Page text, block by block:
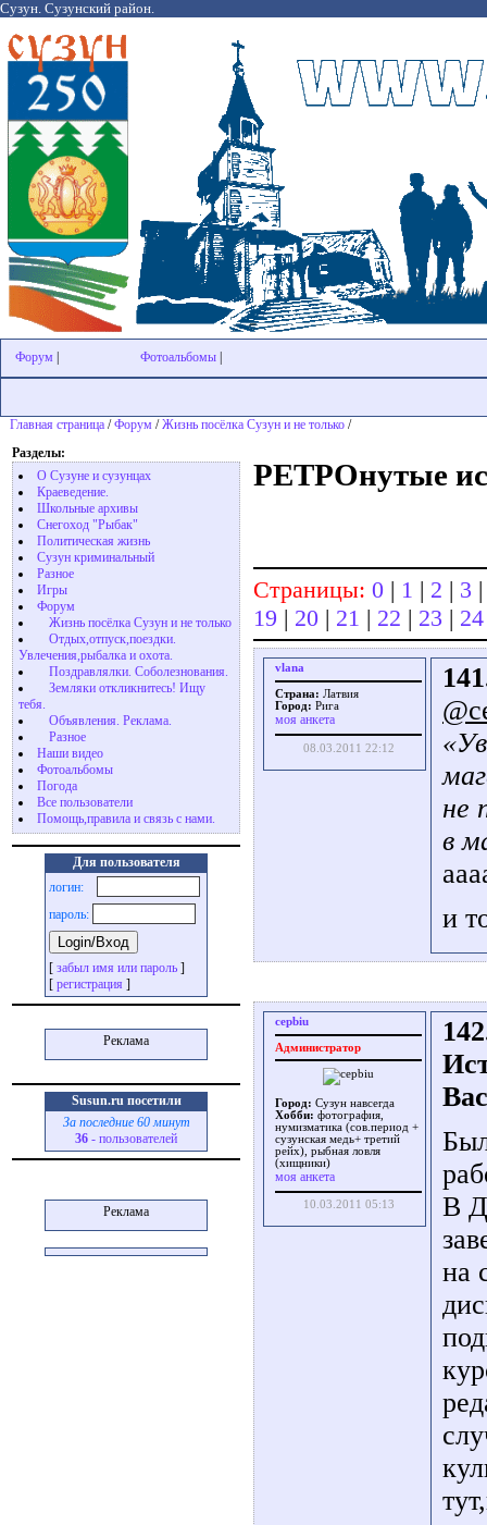
Сузун. Сузунский район.
Форум Фотоальбомы
Главная страница /Форум /Жизнь посёлка Сузун и не только /
Разделы:
О Сузуне и сузунцах
Краеведение.
Школьные архивы
Снегоход "Рыбак"
Политическая жизнь
Сузун криминальный
Разное
Игры
Форум
Жизнь посёлка Сузун и не только
Отдых,отпуск,поездки.
Увлечения,рыбалка и охота.
Поздравлялки. Соболезнования.
Земляки откликнитесь! Ищу
тебя.
Объявления. Реклама.
Разное
Наши видео
Фотоальбомы
Погода
Все пользователи
Помощь,правила и связь с нами.
Для пользователя
логин:
пароль:
[ забыл имя или пароль ]
[ регистрация ]
Реклама
Susun.ru посетили
За последние 60 минут
36 - пользователей
Реклама
РЕТРОнутые
Страницы: 0 | 1 | 2 | 3
19 | 20 | 21 | 22 | 23 | 24
vlana
Страна: Латвия
Город: Рига
моя анкета
08.03.2011 22:12
не
в
и
cepbiu
Администратор
Город: Сузун навсегда
Хобби: фотография,
нумизматика (сов.период +
сузунская медь+ третий
рейх), рыбная ловля
(хищники)
моя анкета
10.03.2011 05:13
В
на